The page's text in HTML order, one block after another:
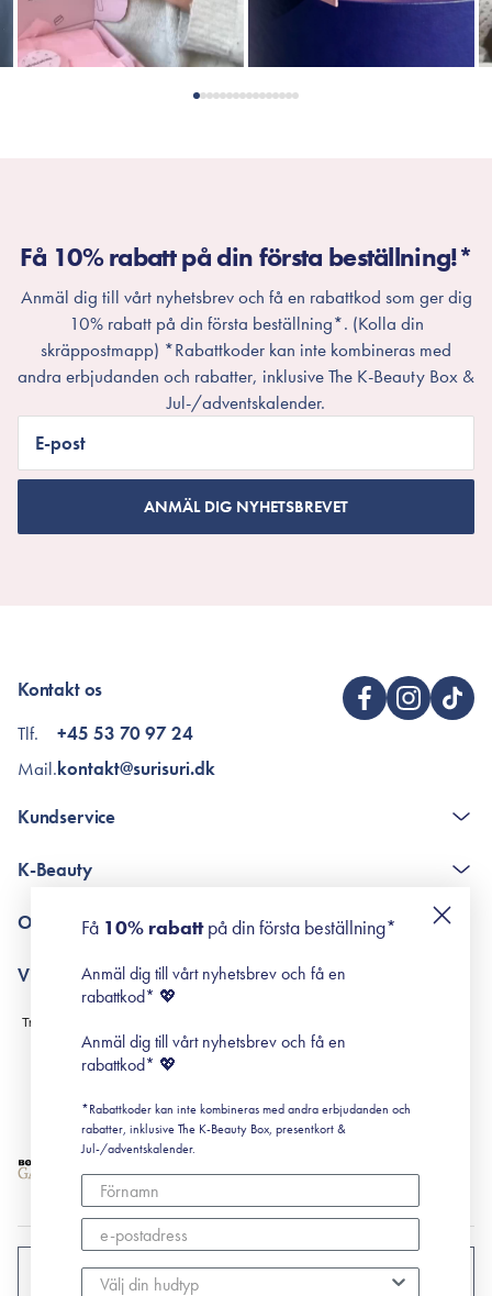
Få 10% rabatt på din första beställning!*
Anmäl dig till vårt nyhetsbrev och få en rabattkod som ger dig
10% rabatt på din första beställning*. (Kolla din
skräppostmapp) *Rabattkoder kan inte kombineras med
andra erbjudanden och rabatter, inklusive The K-Beauty Box &
Jul-/adventskalender.
E-post
ANMÄL DIG NYHETSBREVET
Kontakt os
Tlf.
Mail.
+45 53 70 97 24
kontakt@surisuri.dk
Kundservice
Poängshop - frågor och svar
K-Beauty
Retinol för nybörjare
Om Surisuri
Black Friday
Villkor
Leverans & Retur
Köpvillkor
Prenumerationsvillkor
Cookiepolicy
SVERIGE
Få 10% rabattpå din första beställning*
Anmäl dig till vårt nyhetsbrev och få en
rabattkod* 💖
Anmäl dig till vårt nyhetsbrev och få en
rabattkod* 💖
*Rabattkoder kan inte kombineras med andra erbjudanden och
rabatter, inklusive The K-Beauty Box, presentkort &
Jul-/adventskalender.